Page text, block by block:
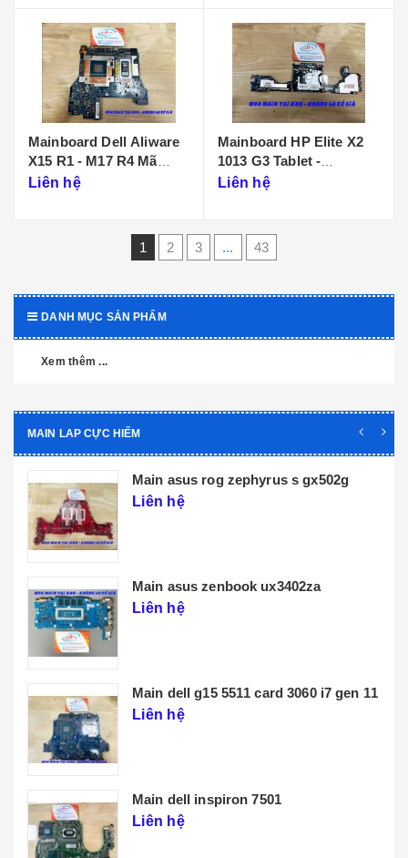
Mainboard Dell Aliware
X15 R1 - M17 R4 Mã
Main LA-K471P
Liên hệ
Mainboard HP Elite X2
1013 G3 Tablet -
DA0D99MBAI0
Liên hệ
1 2 3 ... 43
DANH MỤC SẢN PHẨM
Xem thêm ...
MAIN LAP CỰC HIẾM
Main dell xps 9320 core i5 i7 th12 la-
l071p
Main lenovo t14 gen 3
Liên hệ
THÔNG TIN CHÚNG TÔI
BẢN ĐỒ